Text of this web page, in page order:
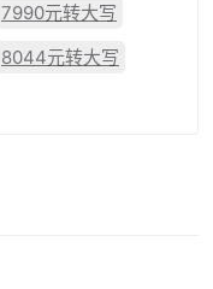
7990元转大写
8044元转大写